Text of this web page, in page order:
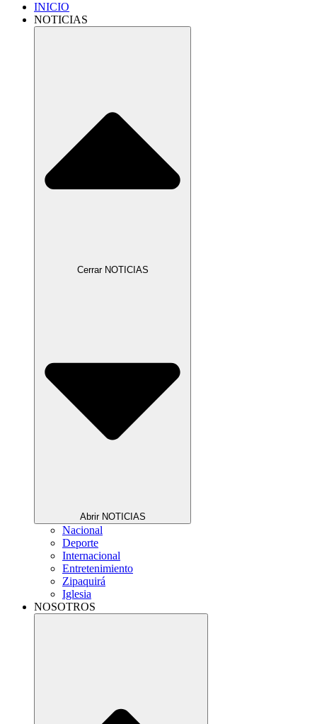
INICIO
NOTICIAS
Cerrar NOTICIAS
Abrir NOTICIAS
Nacional
Deporte
Internacional
Entretenimiento
Zipaquirá
Iglesia
NOSOTROS